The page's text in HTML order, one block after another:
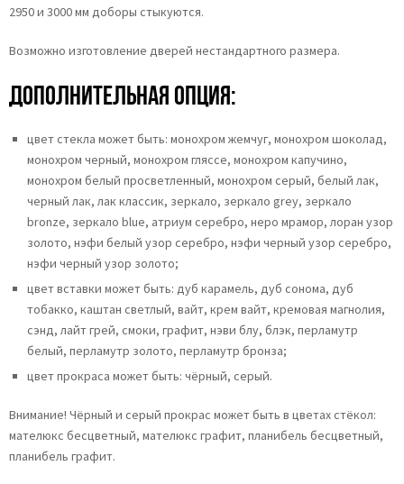
2950 и 3000 мм доборы стыкуются.
Возможно изготовление дверей нестандартного размера.
Дополнительная опция:
цвет стекла может быть: монохром жемчуг, монохром шоколад,
монохром черный, монохром гляссе, монохром капучино,
монохром белый просветленный, монохром серый, белый лак,
черный лак, лак классик, зеркало, зеркало grey, зеркало
bronze, зеркало blue, атриум серебро, неро мрамор, лоран узор
золото, нэфи белый узор серебро, нэфи черный узор серебро,
нэфи черный узор золото;
цвет вставки может быть: дуб карамель, дуб сонома, дуб
тобакко, каштан светлый, вайт, крем вайт, кремовая магнолия,
сэнд, лайт грей, смоки, графит, нэви блу, блэк, перламутр
белый, перламутр золото, перламутр бронза;
цвет прокраса может быть: чёрный, серый.
Внимание! Чёрный и серый прокрас может быть в цветах стёкол:
мателюкс бесцветный, мателюкс графит, планибель бесцветный,
планибель графит.